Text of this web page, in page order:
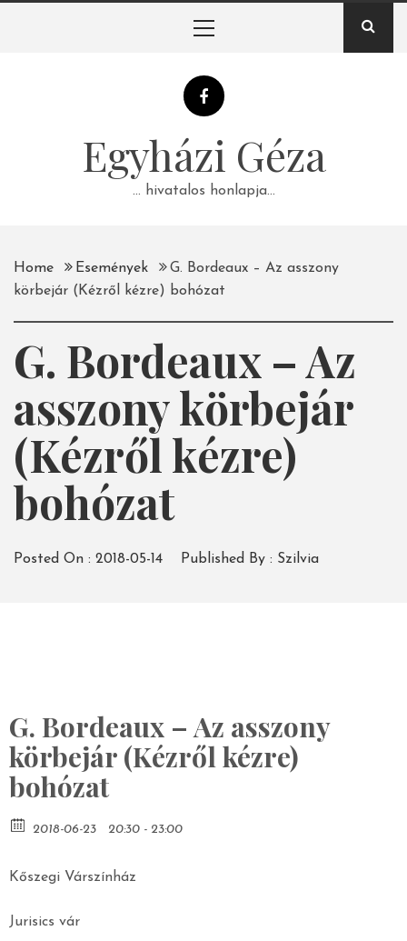
Egyházi Géza
… hivatalos honlapja…
Home Események
G. Bordeaux – Az asszony
körbejár (Kézről kézre) bohózat
G. Bordeaux – Az
asszony körbejár
(Kézről kézre)
bohózat
Posted On : 2018-05-14 Published By : Szilvia
G. Bordeaux – Az asszony
körbejár (Kézről kézre)
bohózat
2018-06-23 20:30 - 23:00
Kőszegi Várszínház
Jurisics vár